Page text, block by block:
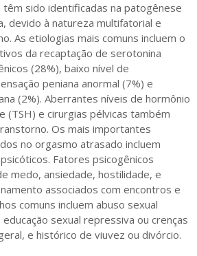
sido identificadas na patogênese
devido à natureza multifatorial e
As etiologias mais comuns incluem o
da recaptação de serotonina
(28%), baixo nível de
peniana anormal (7%) e
(2%). Aberrantes níveis de hormônio
(TSH) e cirurgias pélvicas também
Os mais importantes
no orgasmo atrasado incluem
Fatores psicogênicos
medo, ansiedade, hostilidade, e
associados com encontros e
comuns incluem abuso sexual
sexual repressiva ou crenças
e histórico de viuvez ou divórcio.